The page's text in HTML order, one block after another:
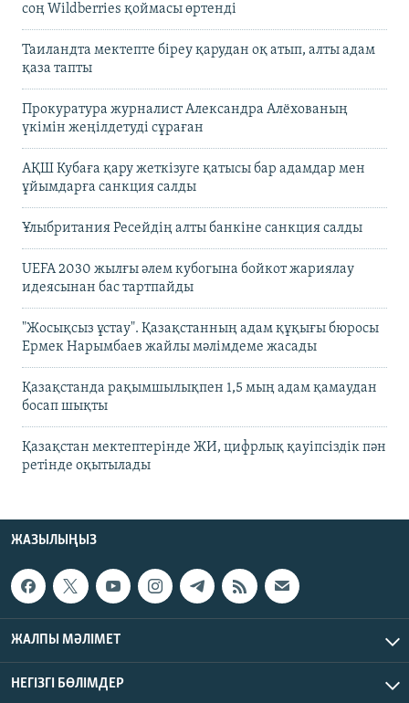
соң Wildberries қоймасы өртенді
Таиландта мектепте біреу қарудан оқ атып, алты адам
қаза тапты
Прокуратура журналист Александра Алёхованың
үкімін жеңілдетуді сұраған
АҚШ Кубаға қару жеткізуге қатысы бар адамдар мен
ұйымдарға санкция салды
Ұлыбритания Ресейдің алты банкіне санкция салды
UEFA 2030 жылғы әлем кубогына бойкот жариялау
идеясынан бас тартпайды
"Жосықсыз ұстау". Қазақстанның адам құқығы бюросы
Ермек Нарымбаев жайлы мәлімдеме жасады
Қазақстанда рақымшылықпен 1,5 мың адам қамаудан
босап шықты
Қазақстан мектептерінде ЖИ, цифрлық қауіпсіздік пән
ретінде оқытылады
ЖАЗЫЛЫҢЫЗ
ЖАЛПЫ МӘЛІМЕТ
НЕГІЗГІ БӨЛІМДЕР